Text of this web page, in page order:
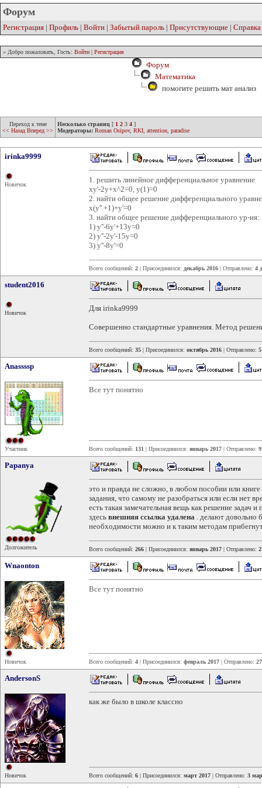
Форум
Регистрация | Профиль | Войти | Забытый пароль | Присутствующие | Справка
» Добро пожаловать, Гость: Войти | Регистрация
Форум
Математика
помогите решить мат анализ
Переход к теме
<< Назад Вперед >>
Несколько страниц [ 1 2 3 4 ]
Модераторы: Roman Osipov, RKI attention paradise
irinka9999
Новичок
1. решить линейное дифференциальное уравнение
xy'-2y+x^2=0, y(1)=0
2. найти общее решение дифференциального
x(y'' +1)+y'=0
3. найти общее решение дифференциального ур-ия:
1) y''-6y'+13y=0
2) y''-2y'-15y=0
3) y''-8y'=0
Всего сообщений: 2 | Присоединился: декабрь 2016 | Отправлено: 4
student2016
Новичок
Для irinka9999
Совершенно стандартные уравнения. Метод
Всего сообщений: 35 | Присоединился: октябрь 2016 | Отправлено:
Anassssp
Участник
Все тут понятно
Всего сообщений: 131 | Присоединился: январь 2017 | Отправлено:
Papanya
Долгожитель
это и правда не сложно, в любом пособии или
задания, что самому не разобраться или если нет
есть такая замечательная вещь как решение задач
здесь внешняя ссылка удалена . делают довольно
необходимости можно и к таким методам
Всего сообщений: 266 | Присоединился: январь 2017 | Отправлено:
Wnaonton
Новичок
Все тут понятно
Всего сообщений: 4 | Присоединился: февраль 2017 | Отправлено:
AndersonS
Новичок
как же было в школе классно
Всего сообщений: 6 | Присоединился: март 2017 | Отправлено: 3